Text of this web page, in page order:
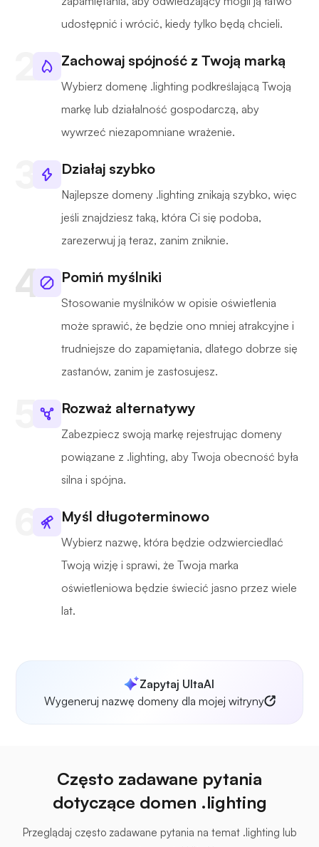
udostępnić i wrócić, kiedy tylko będą chcieli.
Zachowaj spójność z Twoją marką
Wybierz domenę .lighting podkreślającą Twoją
markę lub działalność gospodarczą, aby
wywrzeć niezapomniane wrażenie.
Działaj szybko
Najlepsze domeny .lighting znikają szybko, więc
jeśli znajdziesz taką, która Ci się podoba,
zarezerwuj ją teraz, zanim zniknie.
Pomiń myślniki
Stosowanie myślników w opisie oświetlenia
może sprawić, że będzie ono mniej atrakcyjne i
trudniejsze do zapamiętania, dlatego dobrze się
zastanów, zanim je zastosujesz.
Rozważ alternatywy
Zabezpiecz swoją markę rejestrując domeny
powiązane z .lighting, aby Twoja obecność była
silna i spójna.
Myśl długoterminowo
Wybierz nazwę, która będzie odzwierciedlać
Twoją wizję i sprawi, że Twoja marka
oświetleniowa będzie świecić jasno przez wiele
lat.
Zapytaj UltaAI
Wygeneruj nazwę domeny dla mojej witryny
Często zadawane pytania
dotyczące domen .lighting
Przeglądaj często zadawane pytania na temat .lighting lub